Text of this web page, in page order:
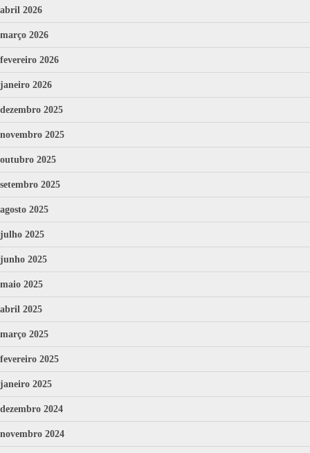
abril 2026
março 2026
fevereiro 2026
janeiro 2026
dezembro 2025
novembro 2025
outubro 2025
setembro 2025
agosto 2025
julho 2025
junho 2025
maio 2025
abril 2025
março 2025
fevereiro 2025
janeiro 2025
dezembro 2024
novembro 2024